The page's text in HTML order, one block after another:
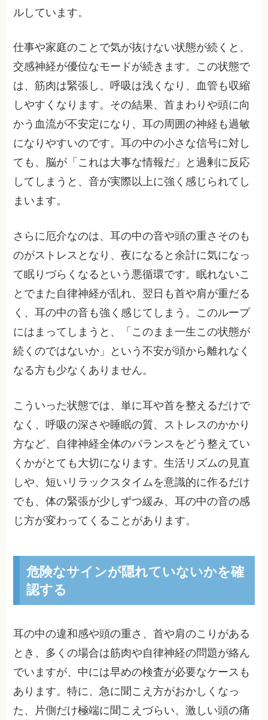
ルしています。
仕事や家庭のことで気が抜けない状態が続くと、
交感神経が優位なモードが続きます。この状態で
は、筋肉は緊張し、呼吸は浅くなり、血管も収縮
しやすくなります。その結果、首まわりや頭に向
かう血流が不安定になり、耳の周囲の神経も過敏
になりやすいのです。耳の中の小さな信号に対し
ても、脳が「これは大事な情報だ」と過剰に反応
してしまうと、音が実際以上に強く感じられてし
まいます。
さらに厄介なのは、耳の中の音や頭の重さそのも
のがストレスとなり、夜になると余計に気になっ
て眠りづらくなるという悪循環です。眠れないこ
とでまた自律神経が乱れ、翌日も首や肩が重だる
く、耳の中の音も強く感じてしまう。このループ
にはまってしまうと、「このまま一生この状態が
続くのではないか」という不安が頭から離れなく
なる方も少なくありません。
こういった状態では、単に耳や首を整えるだけで
なく、呼吸の深さや睡眠の質、ストレスのかかり
方など、自律神経全体のバランスをどう整えてい
くかがとても大切になります。生活リズムの見直
しや、短いリラックスタイムを意識的に作るだけ
でも、体の緊張が少しずつ緩み、耳の中の音の感
じ方が変わってくることがあります。
危険なサインが隠れていないかを確
認する
耳の中の違和感や頭の重さ、首や肩のこりがある
とき、多くの場合は筋肉や自律神経の問題が絡ん
でいますが、中には早めの検査が必要なケースも
あります。特に、急に聞こえ方がおかしくなっ
た、片側だけ極端に聞こえづらい、激しい頭の痛